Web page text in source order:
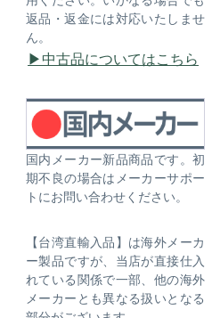
返品・返金には対応いたしませ
ん。
中古品についてはこちら
国内メーカー新品商品です。初
期不良の場合はメーカーサポー
トにお問い合わせください。
【台湾直輸入品】は海外メーカ
ー製品ですが、当店が直接仕入
れている関係で一部、他の海外
メーカーとも異なる扱いとなる